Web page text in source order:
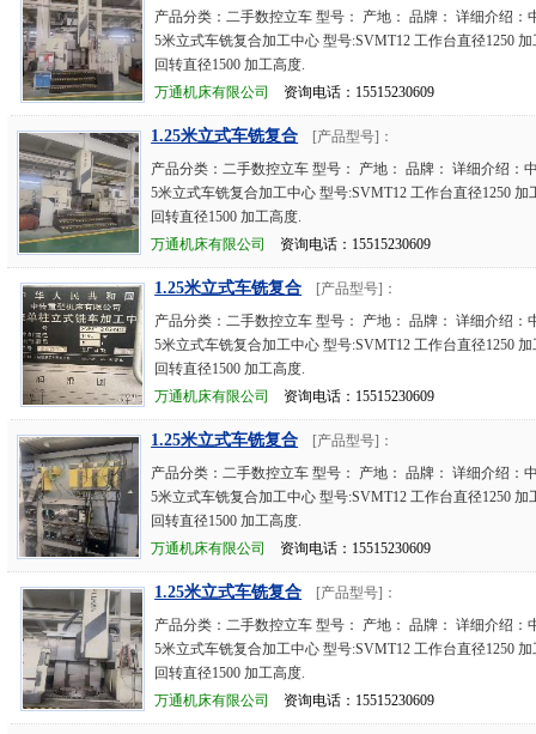
产品分类：二手数控立车 型号： 产地： 品牌： 详细介绍：
5米立式车铣复合加工中心 型号:SVMT12 工作台直径1250 加
回转直径1500 加工高度.
万通机床有限公司
资询电话：15515230609
1.25米立式车铣复合
[产品型号]：
产品分类：二手数控立车 型号： 产地： 品牌： 详细介绍：
5米立式车铣复合加工中心 型号:SVMT12 工作台直径1250 加
回转直径1500 加工高度.
万通机床有限公司
资询电话：15515230609
1.25米立式车铣复合
[产品型号]：
产品分类：二手数控立车 型号： 产地： 品牌： 详细介绍：
5米立式车铣复合加工中心 型号:SVMT12 工作台直径1250 加
回转直径1500 加工高度.
万通机床有限公司
资询电话：15515230609
1.25米立式车铣复合
[产品型号]：
产品分类：二手数控立车 型号： 产地： 品牌： 详细介绍：
5米立式车铣复合加工中心 型号:SVMT12 工作台直径1250 加
回转直径1500 加工高度.
万通机床有限公司
资询电话：15515230609
1.25米立式车铣复合
[产品型号]：
产品分类：二手数控立车 型号： 产地： 品牌： 详细介绍：
5米立式车铣复合加工中心 型号:SVMT12 工作台直径1250 加
回转直径1500 加工高度.
万通机床有限公司
资询电话：15515230609